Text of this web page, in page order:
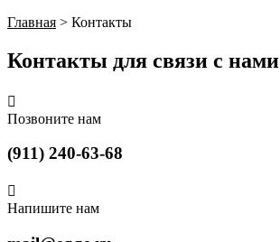
Главная > Контакты
Контакты для связи с нами

Позвоните нам
(911) 240-63-68

Напишите нам